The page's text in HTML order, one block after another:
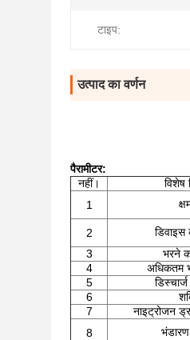
टाइप:
उत्पाद का वर्णन
पैरामीटर:
नहीं।
विशेष
1
2 डिवाइस
3
भरने
4
अधिकतम
5
6
7
नाइट्रोजन
8